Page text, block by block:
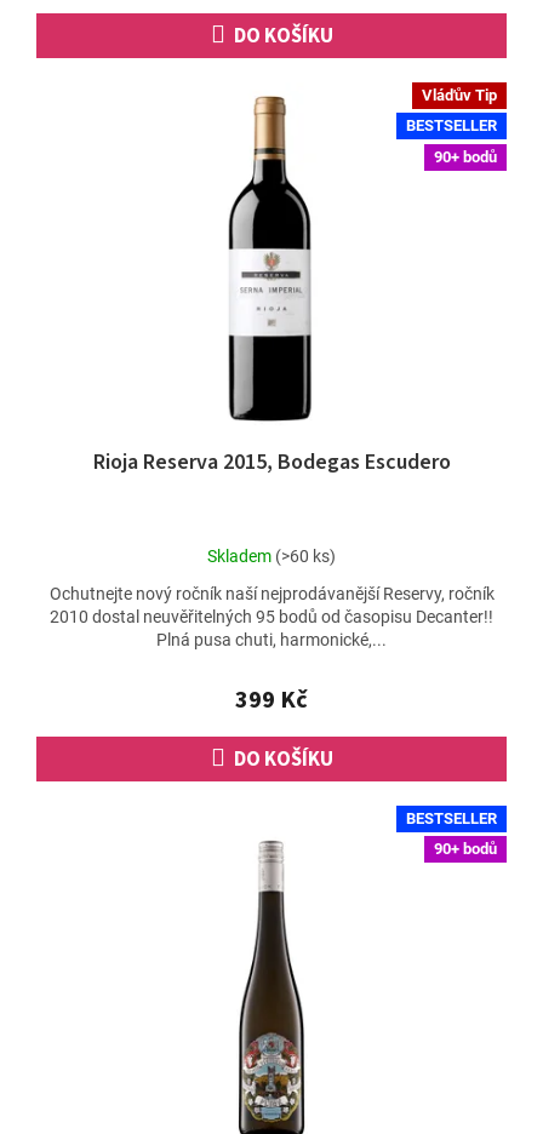
DO KOŠÍKU
Vláďův Tip
BESTSELLER
90+ bodů
Rioja Reserva 2015, Bodegas Escudero
Průměrné
produktu
je
4,7
5
hvězdiček.
Skladem (>60 ks)
399 Kč
DO KOŠÍKU
Ochutnejte nový ročník naší nejprodávanější Reservy, ročník
2010 dostal neuvěřitelných 95 bodů od časopisu Decanter!!
Plná pusa chuti, harmonické,...
BESTSELLER
90+ bodů